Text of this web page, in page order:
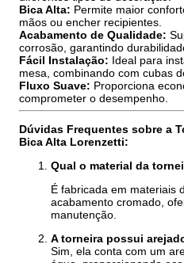
Bica Alta: Permite maior
mãos ou encher recipientes.
Acabamento de Qualidade:
corrosão, garantindo
Fácil Instalação: Ideal para
mesa, combinando com cubas
Fluxo Suave: Proporciona
comprometer o desempenho.
Dúvidas Frequentes sobre a
Bica Alta Lorenzetti:
Qual o material da
É fabricada em materiais
acabamento cromado,
manutenção.
A torneira possui
Sim, ela conta com um